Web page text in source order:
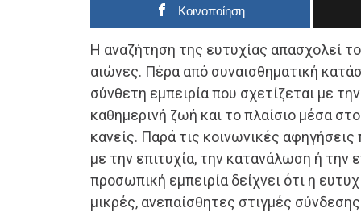
Κοινοποίηση
Η αναζήτηση της ευτυχίας απασχολεί
αιώνες. Πέρα από συναισθηματική
σύνθετη εμπειρία που σχετίζεται με
καθημερινή ζωή και το πλαίσιο μέσα
κανείς. Παρά τις κοινωνικές
με την επιτυχία, την κατανάλωση ή την
προσωπική εμπειρία δείχνει ότι η
μικρές, ανεπαίσθητες στιγμές